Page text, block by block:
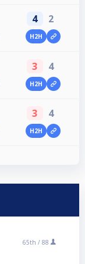
4 2
H2H
3 4
H2H
3 4
H2H
65th / 88